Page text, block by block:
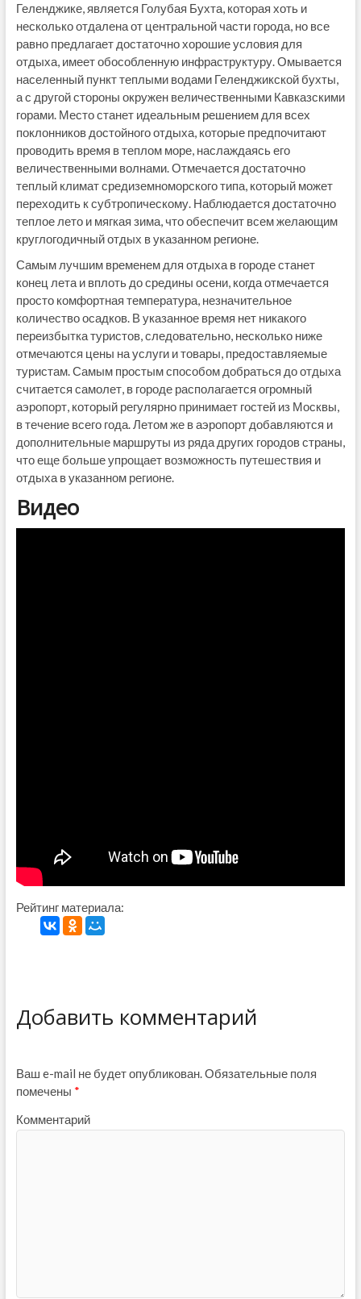
Геленджике, является Голубая Бухта, которая хоть и
несколько отдалена от центральной части города, но все
равно предлагает достаточно хорошие условия для
отдыха, имеет обособленную инфраструктуру. Омывается
населенный пункт теплыми водами Геленджикской бухты,
а с другой стороны окружен величественными Кавказскими
горами. Место станет идеальным решением для всех
поклонников достойного отдыха, которые предпочитают
проводить время в теплом море, наслаждаясь его
величественными волнами. Отмечается достаточно
теплый климат средиземноморского типа, который может
переходить к субтропическому. Наблюдается достаточно
теплое лето и мягкая зима, что обеспечит всем желающим
круглогодичный отдых в указанном регионе.
Самым лучшим временем для отдыха в городе станет
конец лета и вплоть до средины осени, когда отмечается
просто комфортная температура, незначительное
количество осадков. В указанное время нет никакого
переизбытка туристов, следовательно, несколько ниже
отмечаются цены на услуги и товары, предоставляемые
туристам. Самым простым способом добраться до отдыха
считается самолет, в городе располагается огромный
аэропорт, который регулярно принимает гостей из Москвы,
в течение всего года. Летом же в аэропорт добавляются и
дополнительные маршруты из ряда других городов страны,
что еще больше упрощает возможность путешествия и
отдыха в указанном регионе.
Видео
Рейтинг материала:
Добавить комментарий
Ваш e-mail не будет опубликован. Обязательные поля
помечены *
Комментарий